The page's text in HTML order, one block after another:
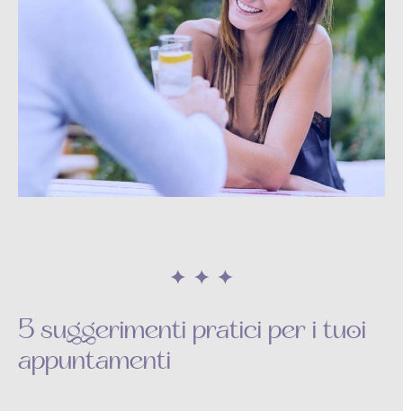
5 suggerimenti pratici per i tuoi
appuntamenti